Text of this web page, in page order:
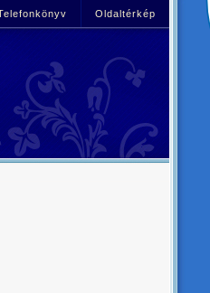
Oldaltérkép